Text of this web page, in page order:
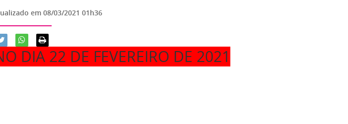
em 08/03/2021 01h36
DIA 22 DE FEVEREIRO DE 2021